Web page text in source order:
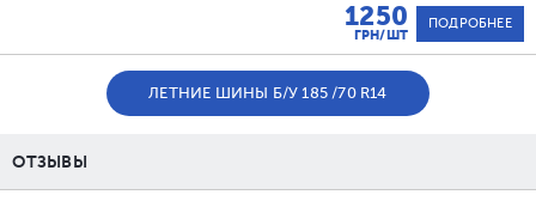
1250
ГРН/ШТ
ПОДРОБНЕЕ
ЛЕТНИЕ ШИНЫ Б/У 185 /70 R14
ОТЗЫВЫ